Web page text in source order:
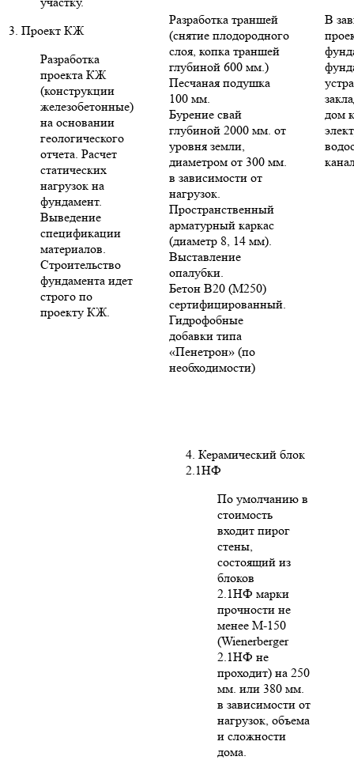
3. Проект КЖ
Разработка
проекта КЖ
(конструкции
железобетонные)
на основании
геологического
отчета. Расчет
статических
нагрузок на
фундамент.
Выведение
спецификации
материалов.
Строительство
фундамента идет
строго по
проекту КЖ.
Разработка траншей
(снятие плодородного
слоя, копка траншей
глубиной 600 мм.)
Песчаная подушка
100 мм.
Бурение свай
глубиной 2000 мм. от
уровня земли,
диаметром от 300 мм.
в зависимости от
нагрузок.
Пространственный
арматурный каркас
(диаметр 8, 14 мм).
Выставление
опалубки.
Бетон В20 (М250)
сертифицированный.
Гидрофобные
добавки типа
«Пенетрон» (по
необходимости)
В
дом
4. Керамический блок
2.1НФ
По умолчанию в
стоимость
входит пирог
стены,
состоящий из
блоков
2.1НФ марки
прочности не
менее М-150
(Wienerberger
2.1НФ не
проходит) на 250
мм. или 380 мм.
в зависимости от
нагрузок, объема
и сложности
дома.